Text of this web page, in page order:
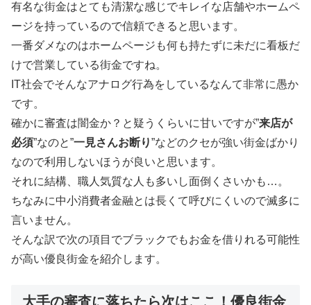
有名な街金はとても清潔な感じでキレイな店舗やホームペ
ージを持っているので信頼できると思います。
一番ダメなのはホームページも何も持たずに未だに看板だ
けで営業している街金ですね。
IT社会でそんなアナログ行為をしているなんて非常に愚か
です。
確かに審査は闇金か？と疑うくらいに甘いですが”来店が
必須”なのと”一見さんお断り”などのクセが強い街金ばかり
なので利用しないほうが良いと思います。
それに結構、職人気質な人も多いし面倒くさいかも…。
ちなみに中小消費者金融とは長くて呼びにくいので滅多に
言いません。
そんな訳で次の項目でブラックでもお金を借りれる可能性
が高い優良街金を紹介します。
大手の審査に落ちたら次はここ！優良街金